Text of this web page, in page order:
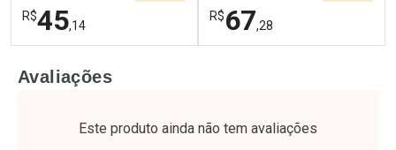
R$45,14
Laboratório
Por Menos
R$67,28
Laboratório
Por Menos
Avaliações
Este produto ainda não tem avaliações